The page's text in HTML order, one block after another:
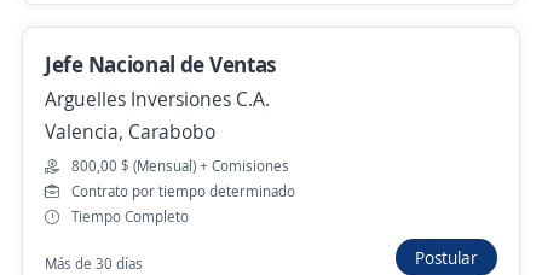
Más de 30 días
Anterior
Nuevas ofertas de empleo Avísame
Jefe Nacional de Ventas
Arguelles Inversiones C.A.
Valencia, Carabobo
800,00 $ (Mensual) + Comisiones
Contrato por tiempo determinado
Tiempo Completo
Más de 30 días Postular